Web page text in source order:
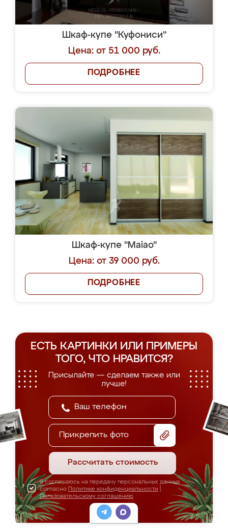
Шкаф-купе "Куфониси"
Цена: от 51 000 руб.
ПОДРОБНЕЕ
Шкаф-купе "Maiao"
Цена: от 39 000 руб.
ПОДРОБНЕЕ
ЕСТЬ КАРТИНКИ ИЛИ ПРИМЕРЫ
ТОГО, ЧТО НРАВИТСЯ?
Присылайте — сделаем также или
лучше!
Прикрепить фото
Рассчитать стоимость
Я соглашаюсь на передачу персональных данных
согласно Политике конфиденциальности
Пользовательскому соглашению